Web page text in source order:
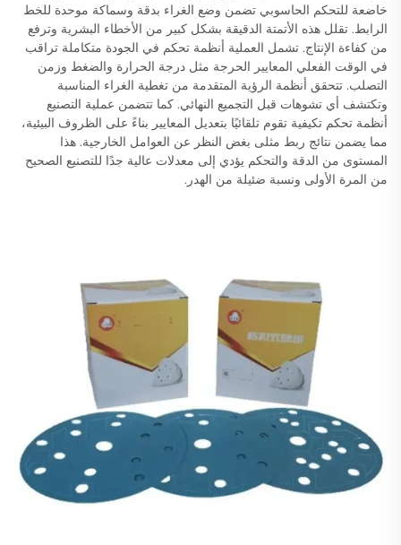
خاضعة للتحكم الحاسوبي تضمن وضع الغراء بدقة وسماكة موحدة للخط
الرابط. تقلل هذه الأتمتة الدقيقة بشكل كبير من الأخطاء البشرية وترفع
من كفاءة الإنتاج. تشمل العملية أنظمة تحكم في الجودة متكاملة تراقب
في الوقت الفعلي المعايير الحرجة مثل درجة الحرارة والضغط وزمن
التصلب. تتحقق أنظمة الرؤية المتقدمة من تغطية الغراء المناسبة
وتكتشف أي تشوهات قبل التجميع النهائي. كما تتضمن عملية التصنيع
أنظمة تحكم تكيفية تقوم تلقائيًا بتعديل المعايير بناءً على الظروف البيئية،
مما يضمن نتائج ربط مثلى بغض النظر عن العوامل الخارجية. هذا
المستوى من الدقة والتحكم يؤدي إلى معدلات عالية جدًا للتصنيع الصحيح
من المرة الأولى ونسبة ضئيلة من الهدر.